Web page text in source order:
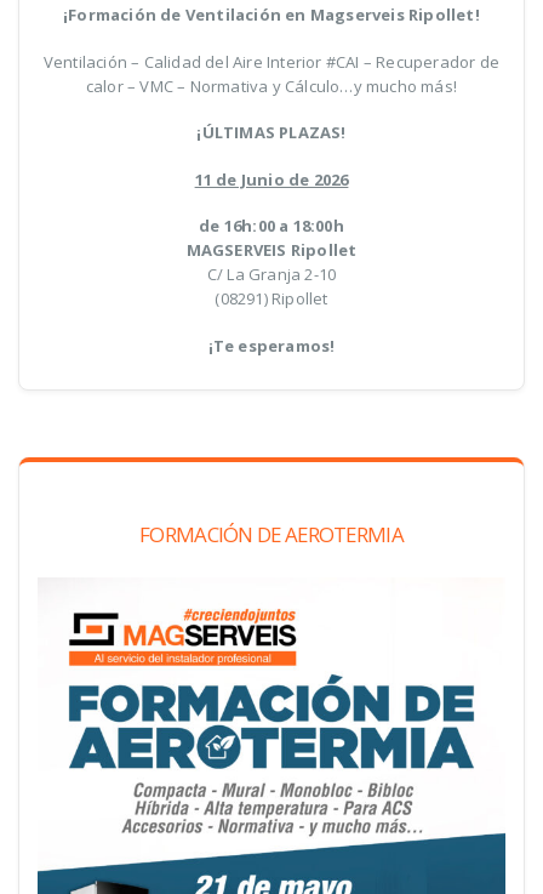
¡Formación de Ventilación en Magserveis Ripollet!
Ventilación – Calidad del Aire Interior #CAI – Recuperador de
calor – VMC – Normativa y Cálculo…y mucho más!
¡ÚLTIMAS PLAZAS!
11 de Junio de 2026
de 16h:00 a 18:00h
MAGSERVEIS Ripollet
C/ La Granja 2-10
(08291) Ripollet
¡Te esperamos!
FORMACIÓN DE AEROTERMIA